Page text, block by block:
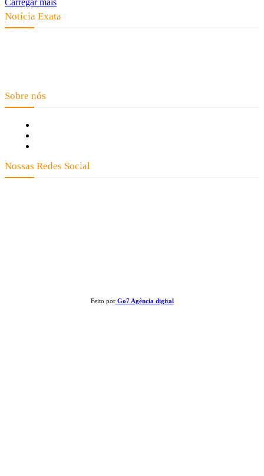
Carregar mais
Notícia Exata
Sobre nós
Nossas Redes Social
Feito porGo7 Agência digital